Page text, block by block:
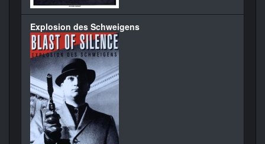
Explosion des Schweigens